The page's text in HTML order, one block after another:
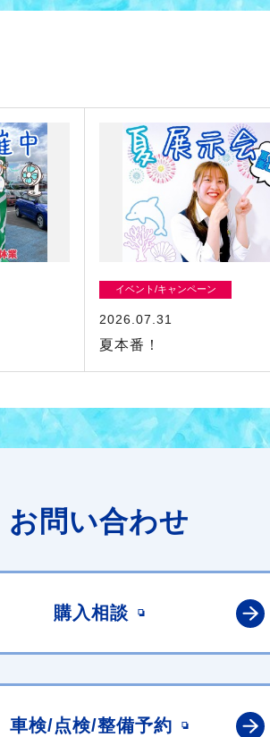
イベント/キャンペーン
2026.07.31
夏本番！
お問い合わせ
購入相談
車検/点検/整備予約